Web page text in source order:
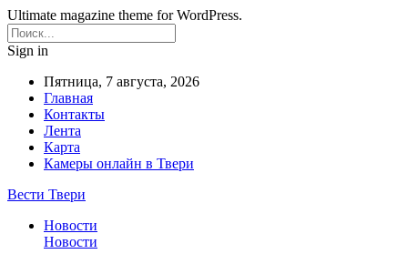
Ultimate magazine theme for WordPress.
Sign in
Пятница, 7 августа, 2026
Главная
Контакты
Лента
Карта
Камеры онлайн в Твери
Вести Твери
Новости
Новости